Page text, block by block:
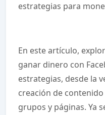
estrategias para
En este artículo,
ganar dinero con
estrategias, desde la
creación de
grupos y páginas. Ya